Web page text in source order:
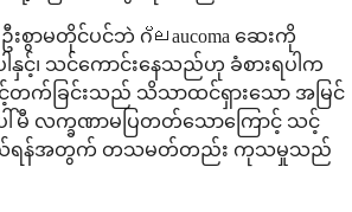
းစွာမတိုင်ပင်ဘဲ ဂ്ലaucoma ဆေးကို
င့်၊ သင်ကောင်းနေသည်ဟု ခံစားရပါက
င့်တက်ခြင်းသည် သိသာထင်ရှားသော အမြင်
ေါ်မီ လက္ခဏာမပြတတ်သောကြောင့် သင့်
ယ်ရန်အတွက် တသမတ်တည်း ကုသမှုသည်